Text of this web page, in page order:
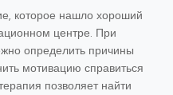
которое нашло хороший
центре. При
определить причины
мотивацию справиться
позволяет найти